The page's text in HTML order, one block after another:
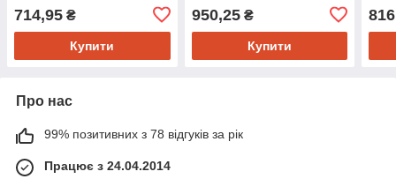
714,95 ₴
Купити
950,25₴
Купити
Про нас
99% позитивних з 78 відгуків за рік
Працює з 24.04.2014